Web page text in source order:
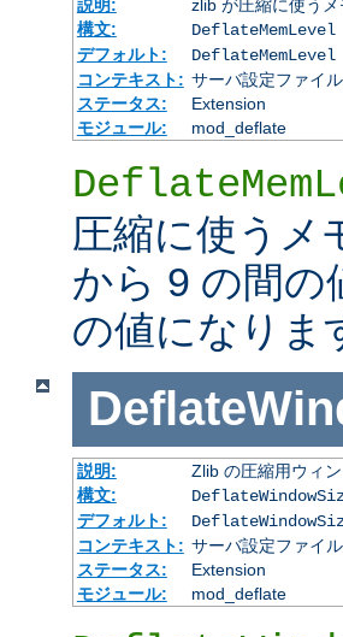
説明:
zlib が圧縮に使う
構文:
DeflateMemLevel
デフォルト:
DeflateMemLevel
コンテキスト: サーバ設定ファイ
ステータス:
Extension
モジュール:
mod_deflate
圧縮に使うメ
から 9 の間の
の値になりま
説明:
Zlib の圧縮用ウィ
構文:
デフォルト:
コンテキスト: サーバ設定ファイ
ステータス:
Extension
モジュール:
mod_deflate